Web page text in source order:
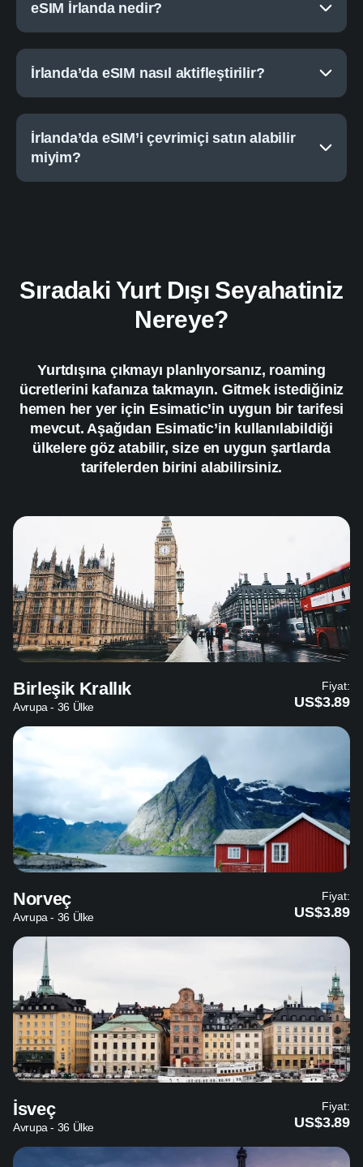
eSIM İrlanda nedir?
İrlanda’da eSIM nasıl aktifleştirilir?
İrlanda’da eSIM’i çevrimiçi satın alabilir
miyim?
Sıradaki Yurt Dışı Seyahatiniz
Nereye?
Yurtdışına çıkmayı planlıyorsanız, roaming
ücretlerini kafanıza takmayın. Gitmek istediğiniz
hemen her yer için Esimatic’in uygun bir tarifesi
mevcut. Aşağıdan Esimatic’in kullanılabildiği
ülkelere göz atabilir, size en uygun şartlarda
tarifelerden birini alabilirsiniz.
Birleşik Krallık
Avrupa - 36 Ülke
Fiyat:
US$3.89
Norveç
Avrupa - 36 Ülke
Fiyat:
US$3.89
İsveç
Avrupa - 36 Ülke
Fiyat:
US$3.89